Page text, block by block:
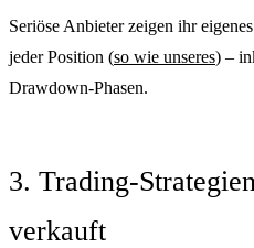
Seriöse Anbieter zeigen ihr
jeder Position (so wie unseres) –
Drawdown-Phasen.
3. Trading-
verkauft